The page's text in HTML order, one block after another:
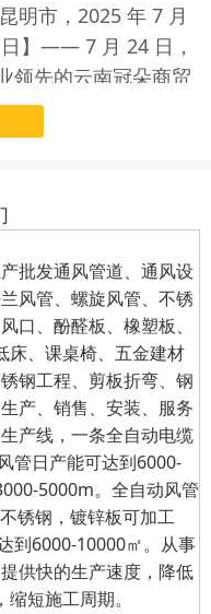
军98周年，弘扬拥军优属
传统，表达对退伍军人
高敬意与深切关怀，云
朵科技实业有限公司于7
日组织开展了“八一”建
经理亲自前往车间，为
的退伍军人送上节日的
问候与精心准备的慰问
礼品。
昆明市，2025 年 7 月
】—— 7 月 24 日，
领先的云南冠朵商贸
公司正式宣布，即日
用全新企业名称——
业”）。
批发通风管道、通风设
风管、螺旋风管、不锈
口、酚醛板、橡塑板、
床、课桌椅、五金建材
钢工程、剪板折弯、钢
产、销售、安装、服务
产线，一条全自动电缆
管日产能可达到6000-
5000m。全自动风管
锈钢，镀锌板可加工
到6000-10000㎡。从事
供快的生产速度，降低
短施工周期。